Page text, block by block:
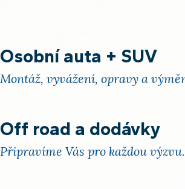
Osobní auta + SUV
Montáž, vyvážení, opravy a
Off road a dodávky
Připravíme Vás pro každou výzvu.